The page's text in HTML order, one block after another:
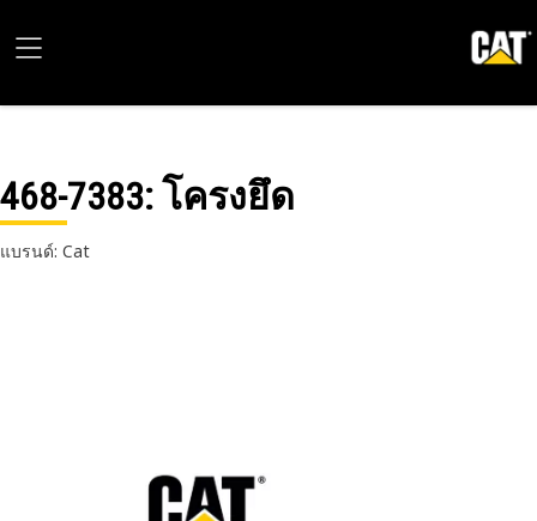
468-7383: โครงยึด
แบรนด์: Cat